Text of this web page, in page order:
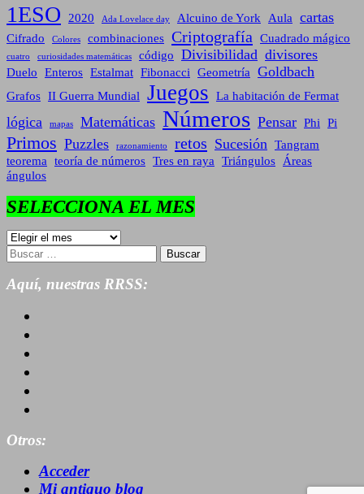
1ESO 2020 Ada Lovelace day Alcuino de York Aula cartas
Cifrado Colores combinaciones Criptografía Cuadrado mágico
cuatro curiosidades matemáticas código Divisibilidad divisores
Duelo Enteros Estalmat Fibonacci Geometría Goldbach
Grafos II Guerra Mundial Juegos La habitación de Fermat
lógica mapas Matemáticas Números Pensar Phi Pi
Primos Puzzles razonamiento retos Sucesión
Tangram
teorema
teoría de números Tres en raya Triángulos
Áreas
ángulos
SELECCIONA EL MES
SELECCIONA
EL
MES
Buscar:
Aquí, nuestras RRSS:
Otros:
Acceder
Mi antiguo blog